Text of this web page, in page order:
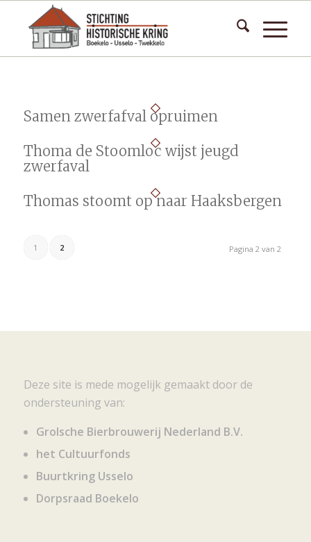
Samen zwerfafval opruimen
Thoma de Stoomloc wijst jeugd
zwerfaval
Thomas stoomt op naar Haaksbergen
Pagina 2 van 2
1 2
Deze site is mede mogelijk gemaakt door de
ondersteuning van:
Grolsche Bierbrouwerij Nederland B.V.
het Cultuurfonds
Buurtkring Usselo
Dorpsraad Boekelo